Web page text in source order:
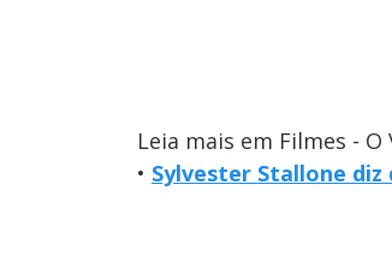
Leia mais em Filmes - O
• Sylvester Stallone